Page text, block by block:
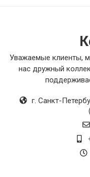
Уважаемые клиенты,
нас дружный
г. Санкт-